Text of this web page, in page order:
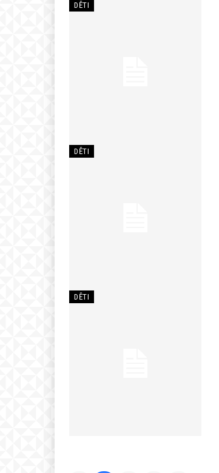
DĚTI
DĚTI
DĚTI